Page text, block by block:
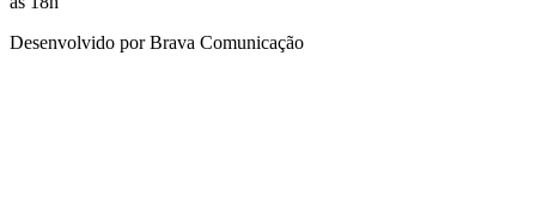
Desenvolvido porBrava Comunicação